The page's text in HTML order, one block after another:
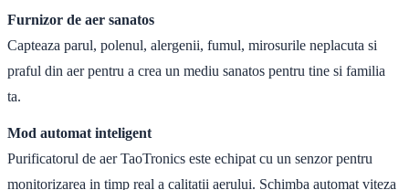
Furnizor de aer sanatos
Capteaza parul, polenul, alergenii, fumul, mirosurile neplacuta si
praful din aer pentru a crea un mediu sanatos pentru tine si familia
ta.
Mod automat inteligent
Purificatorul de aer TaoTronics este echipat cu un senzor pentru
monitorizarea in timp real a calitatii aerului. Schimba automat viteza